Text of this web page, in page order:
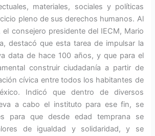
materiales, sociales y políticas
pleno de sus derechos humanos. Al
el consejero presidente del IECM, Mario
destacó que esta tarea de impulsar la
data de hace 100 años, y que para el
construir ciudadanía a partir de
cívica entre todos los habitantes de
Indicó que dentro de diversos
a cabo el instituto para ese fin, se
para que desde edad temprana se
de igualdad y solidaridad, y se